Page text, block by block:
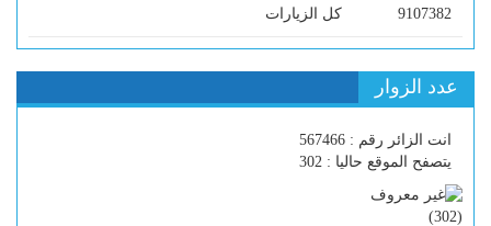
9107382 كل الزيارات
عدد الزوار
انت الزائر رقم : 567466
يتصفح الموقع حاليا : 302
(
302
)